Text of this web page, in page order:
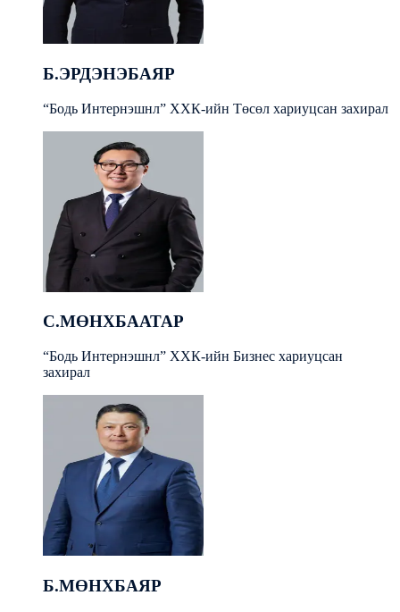
Б.ЭРДЭНЭБАЯР
“Бодь Интернэшнл” ХХК-ийн Төсөл хариуцсан захирал
С.МӨНХБААТАР
“Бодь Интернэшнл” ХХК-ийн Бизнес хариуцсан
захирал
Б.МӨНХБАЯР